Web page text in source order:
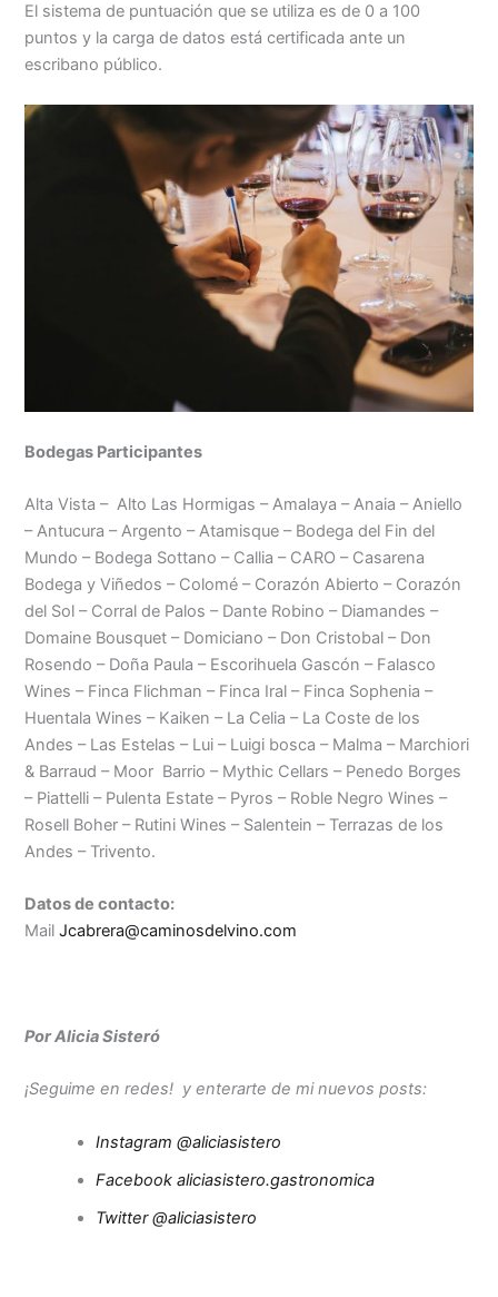
El sistema de puntuación que se utiliza es de 0 a 100
puntos y la carga de datos está certificada ante un
escribano público.
Bodegas Participantes
Alta Vista – Alto Las Hormigas – Amalaya – Anaia – Aniello
– Antucura – Argento – Atamisque – Bodega del Fin del
Mundo – Bodega Sottano – Callia – CARO – Casarena
Bodega y Viñedos – Colomé – Corazón Abierto – Corazón
del Sol – Corral de Palos – Dante Robino – Diamandes –
Domaine Bousquet – Domiciano – Don Cristobal – Don
Rosendo – Doña Paula – Escorihuela Gascón – Falasco
Wines – Finca Flichman – Finca Iral – Finca Sophenia –
Huentala Wines – Kaiken – La Celia – La Coste de los
Andes – Las Estelas – Lui – Luigi bosca – Malma – Marchiori
& Barraud – Moor Barrio – Mythic Cellars – Penedo Borges
– Piattelli – Pulenta Estate – Pyros – Roble Negro Wines –
Rosell Boher – Rutini Wines – Salentein – Terrazas de los
Andes – Trivento.
Datos de contacto:
MailJcabrera@caminosdelvino.com
Por Alicia Sisteró
¡Seguime en redes! y enterarte de mi nuevos posts:
Instagram @aliciasistero
Facebook aliciasistero.gastronomica
Twitter @aliciasistero